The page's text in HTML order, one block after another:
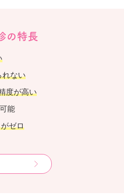
の特長
れない
度が高い
能
ゼロ